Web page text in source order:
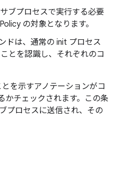
ブプロセスで実行する必要
の対象となります。
ドは、通常の init プロセス
とを認識し、それぞれのコ
を示すアノテーションがコ
かチェックされます。この条
プロセスに送信され、その